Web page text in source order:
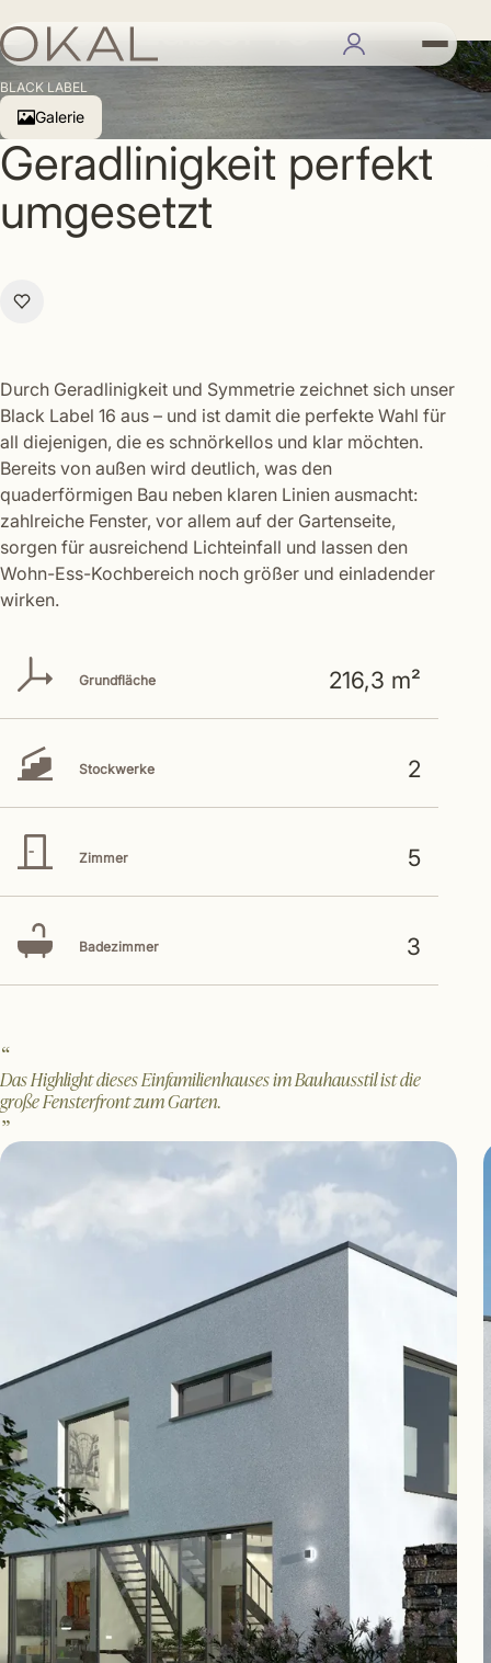
Black Label 16
BLACK LABEL
Galerie
Geradlinigkeit perfekt
umgesetzt
Durch Geradlinigkeit und Symmetrie zeichnet sich unser
Black Label 16 aus – und ist damit die perfekte Wahl für
all diejenigen, die es schnörkellos und klar möchten.
Bereits von außen wird deutlich, was den
quaderförmigen Bau neben klaren Linien ausmacht:
zahlreiche Fenster, vor allem auf der Gartenseite,
sorgen für ausreichend Lichteinfall und lassen den
Wohn-Ess-Kochbereich noch größer und einladender
wirken.
Grundfläche 216,3 m²
Stockwerke 2
Zimmer 5
Badezimmer 3
Das Highlight dieses Einfamilienhauses im Bauhausstil ist die
große Fensterfront zum Garten.